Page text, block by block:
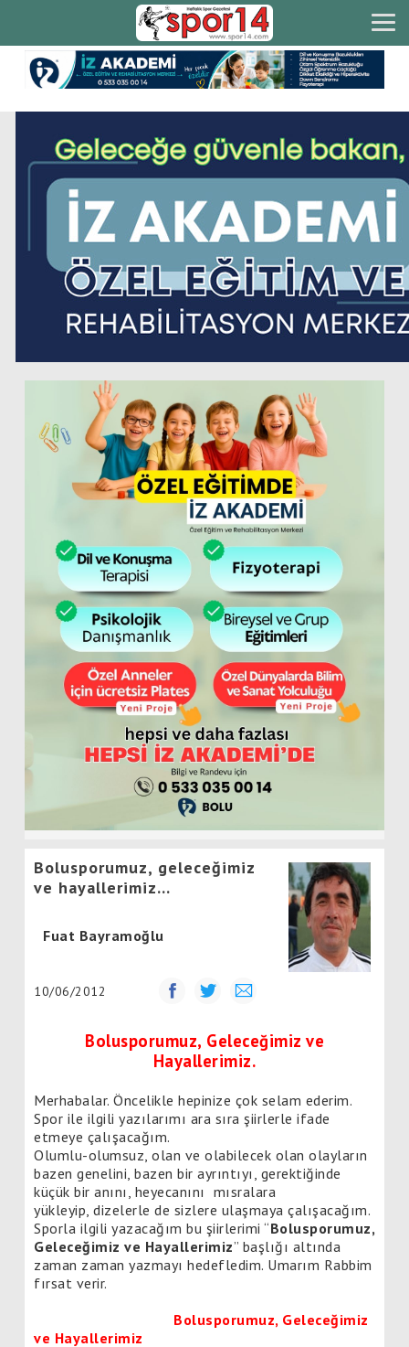
Bolusporumuz, geleceğimiz
ve hayallerimiz...
Fuat Bayramoğlu
10/06/2012
Bolusporumuz, Geleceğimiz ve
Hayallerimiz.
Merhabalar. Öncelikle hepinize çok selam ederim.
Spor ile ilgili yazılarımı ara sıra şiirlerle ifade
etmeye çalışacağım.
Olumlu-olumsuz, olan ve olabilecek olan olayların
bazen genelini, bazen bir ayrıntıyı, gerektiğinde
küçük bir anını, heyecanını mısralara
yükleyip, dizelerle de sizlere ulaşmaya çalışacağım.
Sporla ilgili yazacağım bu şiirlerimi “Bolusporumuz,
Geleceğimiz ve Hayallerimiz” başlığı altında
zaman zaman yazmayı hedefledim. Umarım Rabbim
fırsat verir.
Bolusporumuz, Geleceğimiz
ve Hayallerimiz